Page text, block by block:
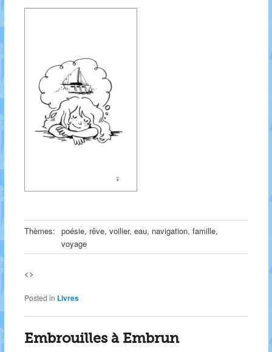
Thèmes: poésie, rêve, voilier, eau, navigation, famille,
voyage
<>
Posted in Livres
Embrouilles à Embrun